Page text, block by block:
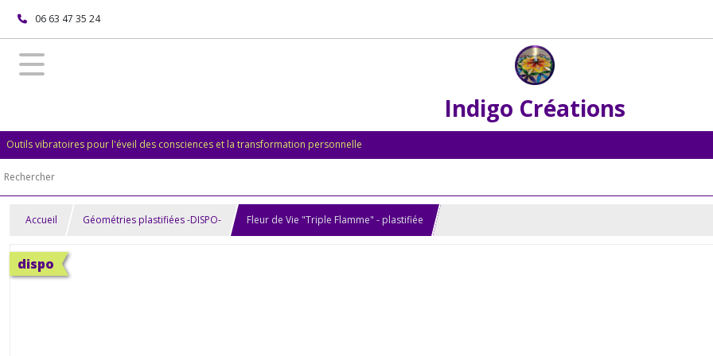
06 63 47 35 24
Indigo Créations
Outils vibratoires pour l'éveil des consciences et la transformation personnelle
Accueil Géométries plastifiées -DISPO- Fleur de Vie "Triple Flamme" - plastifiée
dispo